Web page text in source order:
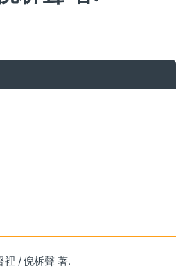
裡 / 倪柝聲 著.